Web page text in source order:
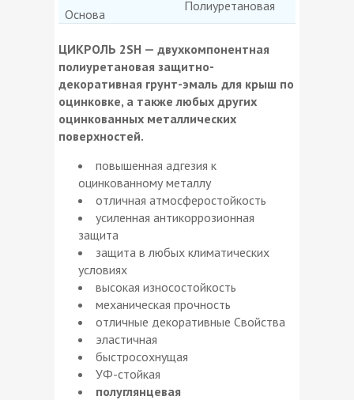
Основа
Полиуретановая
ЦИКРОЛЬ 2SH — двухкомпонентная
полиуретановая защитно-
декоративная грунт-эмаль для крыш по
оцинковке, а также любых других
оцинкованных металлических
поверхностей.
повышенная адгезия к
оцинкованному металлу
отличная атмосферостойкость
усиленная антикоррозионная
защита
защита в любых климатических
условиях
высокая износостойкость
механическая прочность
отличные декоративные Свойства
эластичная
быстросохнущая
УФ-стойкая
полуглянцевая